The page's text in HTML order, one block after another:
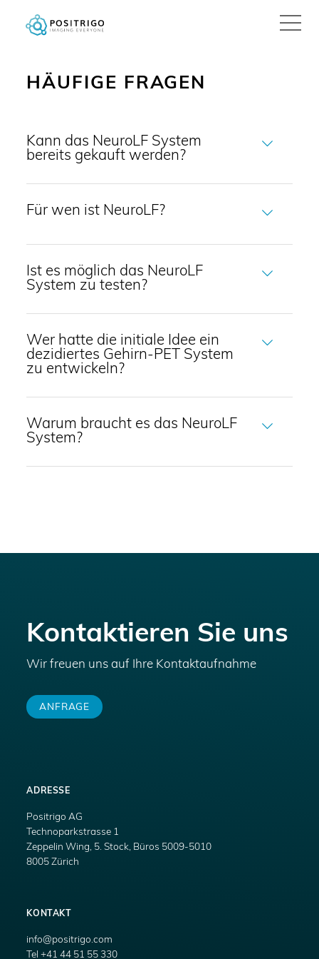
HÄUFIGE FRAGEN
Kann das NeuroLF System
bereits gekauft werden?
Für wen ist NeuroLF?
Ist es möglich das NeuroLF
System zu testen?
Wer hatte die initiale Idee ein
dezidiertes Gehirn-PET System
zu entwickeln?
Warum braucht es das NeuroLF
System?
Kontaktieren Sie uns
Wir freuen uns auf Ihre Kontaktaufnahme
ANFRAGE
ADRESSE
Positrigo AG
Technoparkstrasse 1
Zeppelin Wing, 5. Stock, Büros 5009-5010
8005 Zürich
KONTAKT
info@positrigo.com
Tel +41 44 51 55 330